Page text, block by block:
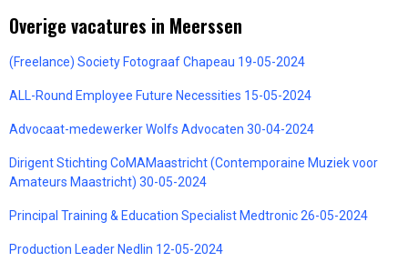
Overige vacatures in Meerssen
(Freelance) Society Fotograaf Chapeau 19-05-2024
ALL-Round Employee Future Necessities 15-05-2024
Advocaat-medewerker Wolfs Advocaten 30-04-2024
Dirigent Stichting CoMAMaastricht (Contemporaine Muziek voor
Amateurs Maastricht) 30-05-2024
Principal Training & Education Specialist Medtronic 26-05-2024
Production Leader Nedlin 12-05-2024